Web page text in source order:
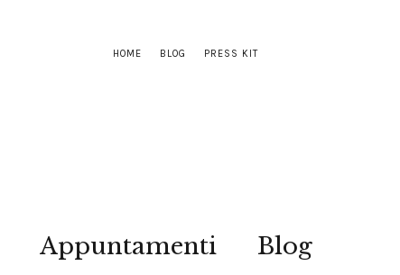
HOME BLOG PRESS KIT
Appuntamenti Blog